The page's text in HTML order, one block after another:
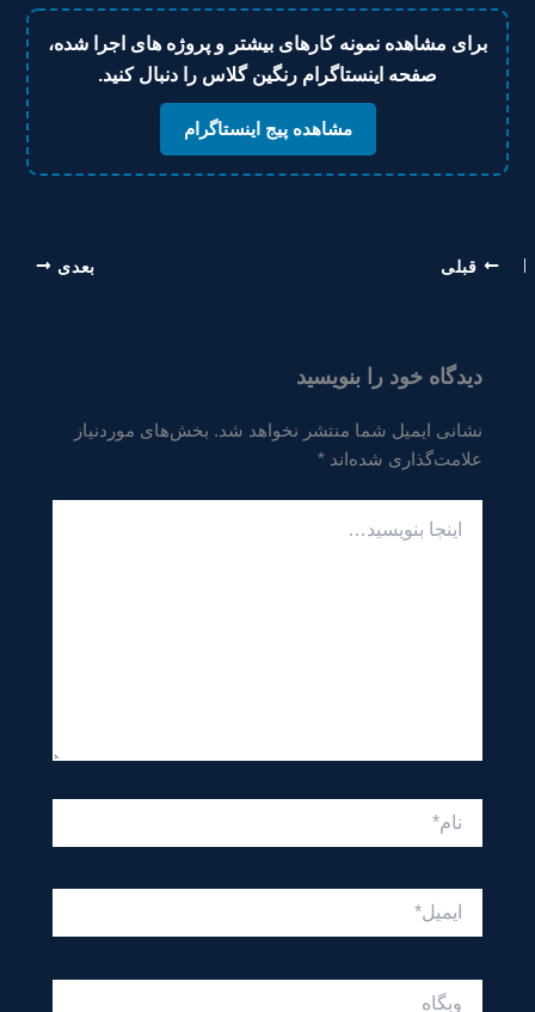
برای مشاهده نمونه کارهای بیشتر و پروژه های اجرا شده،
صفحه اینستاگرام رنگین گلاس را دنبال کنید.
مشاهده پیج اینستاگرام
قبلی بعدی
دیدگاه‌ خود را بنویسید
نشانی ایمیل شما منتشر نخواهد شد. بخش‌های موردنیاز
علامت‌گذاری شده‌اند*
بنویسید…
ایمیل*